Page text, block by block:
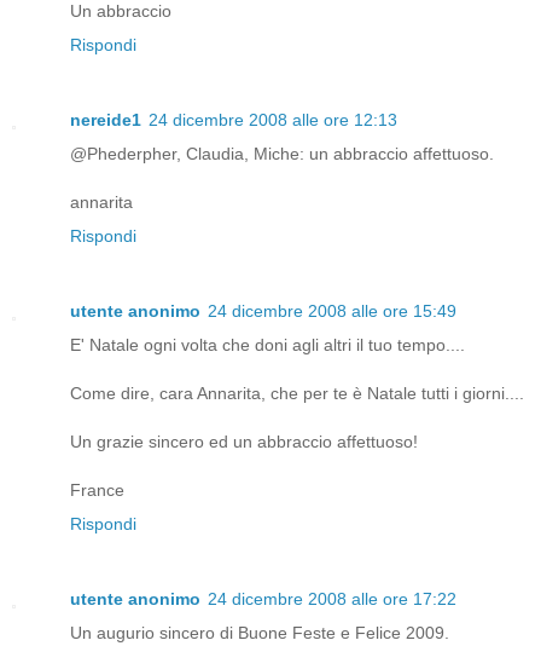
Un abbraccio
Rispondi
nereide1 24 dicembre 2008 alle ore 12:13
@Phederpher, Claudia, Miche: un abbraccio affettuoso.
annarita
Rispondi
utente anonimo 24 dicembre 2008 alle ore 15:49
E' Natale ogni volta che doni agli altri il tuo tempo....
Come dire, cara Annarita, che per te è Natale tutti i giorni....
Un grazie sincero ed un abbraccio affettuoso!
France
Rispondi
utente anonimo 24 dicembre 2008 alle ore 17:22
Un augurio sincero di Buone Feste e Felice 2009.